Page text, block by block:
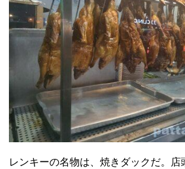
レンキーの名物は、焼きダックだ。店